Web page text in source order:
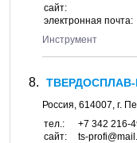
сайт:
электронная почта:
Инструмент
Россия, 614007, г.
тел.:
+7 342 216-
сайт:
ts-